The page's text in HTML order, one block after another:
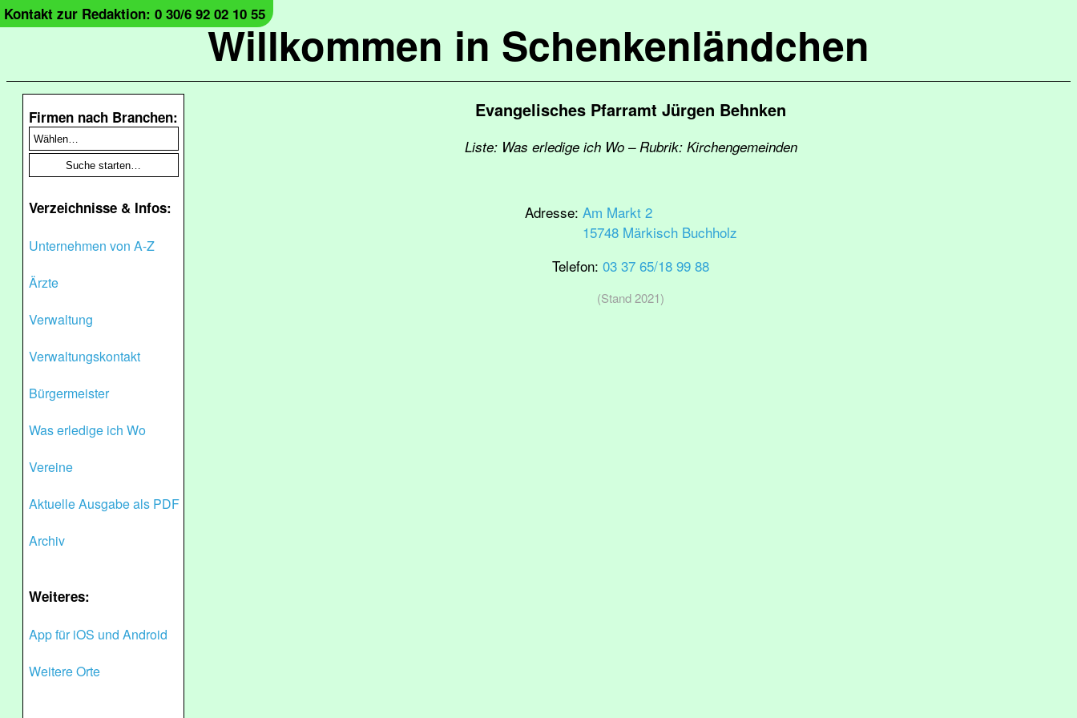
Willkommen in Schenkenländchen
Kontakt zur Redaktion: 0 30/6 92 02 10 55
Firmen nach Branchen:
Verzeichnisse & Infos:
Unternehmen von A-Z
Ärzte
Verwaltung
Verwaltungskontakt
Bürgermeister
Was erledige ich Wo
Vereine
Aktuelle Ausgabe als PDF
Archiv
Weiteres:
App für iOS und Android
Weitere Orte
Evangelisches Pfarramt Jürgen Behnken
Liste: Was erledige ich Wo – Rubrik: Kirchengemeinden
Adresse: Am Markt 2
15748 Märkisch Buchholz
Telefon: 03 37 65/18 99 88
(Stand 2021)